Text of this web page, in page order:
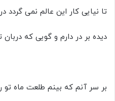
تا نیایی کار این عالم نمی گردد
دیده بر در دارم و گویی که دربان
بر سر آنم که بینم طلعت ماه تو